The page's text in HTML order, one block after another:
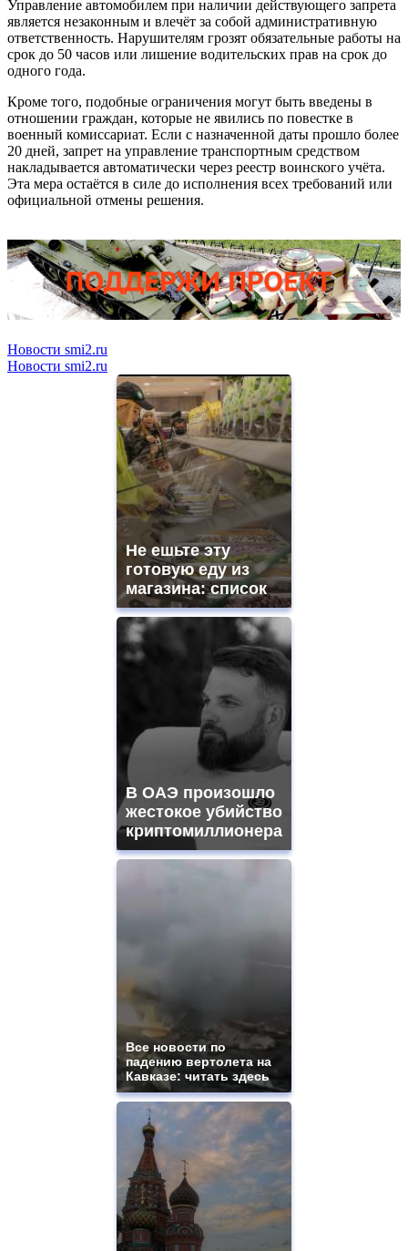
Управление автомобилем при наличии действующего запрета
является незаконным и влечёт за собой административную
ответственность. Нарушителям грозят обязательные работы на
срок до 50 часов или лишение водительских прав на срок до
одного года.
Кроме того, подобные ограничения могут быть введены в
отношении граждан, которые не явились по повестке в
военный комиссариат. Если с назначенной даты прошло более
20 дней, запрет на управление транспортным средством
накладывается автоматически через реестр воинского учёта.
Эта мера остаётся в силе до исполнения всех требований или
официальной отмены решения.
Новости smi2.ru
Новости smi2.ru
Не ешьте эту
готовую еду из
магазина: список
В ОАЭ произошло
жестокое убийство
криптомиллионера
Все новости по
падению вертолета на
Кавказе: читать здесь